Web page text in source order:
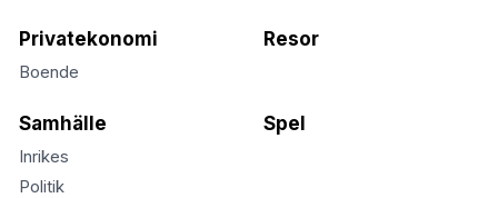
Privatekonomi
Boende
Resor
Samhälle
Inrikes
Politik
Spel